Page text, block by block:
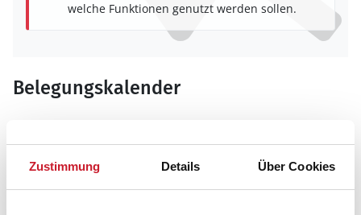
Zustimmung Details Über Cookies
welche Funktionen genutzt werden sollen.
Belegungskalender
Anzahl Reisende auswählen
Anreisetag im Belegungskalender anklicken
Sie bekommen Verfügbarkeit und Preis angezeigt